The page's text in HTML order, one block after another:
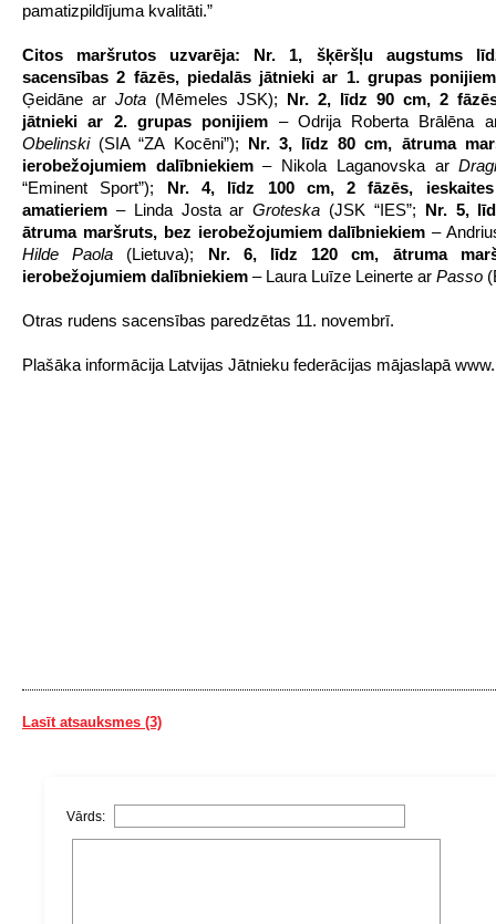
pamatizpildījuma kvalitāti.”
Citos maršrutos uzvarēja: Nr. 1, šķēršļu augstums
sacensības 2 fāzēs, piedalās jātnieki ar 1. grupas ponijiem
Ģeidāne ar Jota (Mēmeles JSK); Nr. 2, līdz 90 cm, 2
jātnieki ar 2. grupas ponijiem – Odrija Roberta Brālēna
Obelinski (SIA “ZA Kocēni”); Nr. 3, līdz 80 cm, ātruma
ierobežojumiem dalībniekiem– Nikola Laganovska ar
“Eminent Sport”); Nr. 4, līdz 100 cm, 2 fāzēs,
amatieriem – Linda Josta arGroteska (JSK “IES”; Nr. 5,
ātruma maršruts, bez ierobežojumiem dalībniekiem –
Hilde Paola (Lietuva); Nr. 6, līdz 120 cm, ātruma
ierobežojumiem dalībniekiem – Laura Luīze Leinerte ar Passo
Otras rudens sacensības paredzētas 11. novembrī.
Plašāka informācija Latvijas Jātnieku federācijas mājaslapā
Lasīt atsauksmes (3)
Vārds: